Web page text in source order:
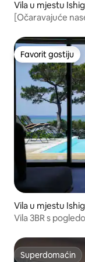
Vila u mjestu
[Očaravajuće
Odmor za
vremenu u
Favorit gostiju
Favorit gostiju
Vila u mjestu
Vila 3BR s
Superdomaćin